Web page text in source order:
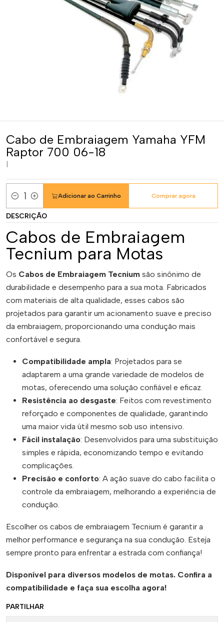
Cabo de Embraiagem Yamaha YFM
Raptor 700 06-18
Quantidade
Adicionar ao Carrinho Comprar agora
DESCRIÇÃO
Cabos de Embraiagem
Tecnium para Motas
Os Cabos de Embraiagem Tecnium são sinônimo de
durabilidade e desempenho para a sua mota. Fabricados
com materiais de alta qualidade, esses cabos são
projetados para garantir um acionamento suave e preciso
da embraiagem, proporcionando uma condução mais
confortável e segura.
Compatibilidade ampla: Projetados para se
adaptarem a uma grande variedade de modelos de
motas, oferecendo uma solução confiável e eficaz.
Resistência ao desgaste: Feitos com revestimento
reforçado e componentes de qualidade, garantindo
uma maior vida útil mesmo sob uso intensivo.
Fácil instalação: Desenvolvidos para uma substituição
simples e rápida, economizando tempo e evitando
complicações.
Precisão e conforto: A ação suave do cabo facilita o
controle da embraiagem, melhorando a experiência de
condução.
Escolher os cabos de embraiagem Tecnium é garantir a
melhor performance e segurança na sua condução. Esteja
sempre pronto para enfrentar a estrada com confiança!
Disponível para diversos modelos de motas. Confira a
compatibilidade e faça sua escolha agora!
PARTILHAR